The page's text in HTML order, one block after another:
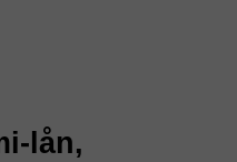
lån,